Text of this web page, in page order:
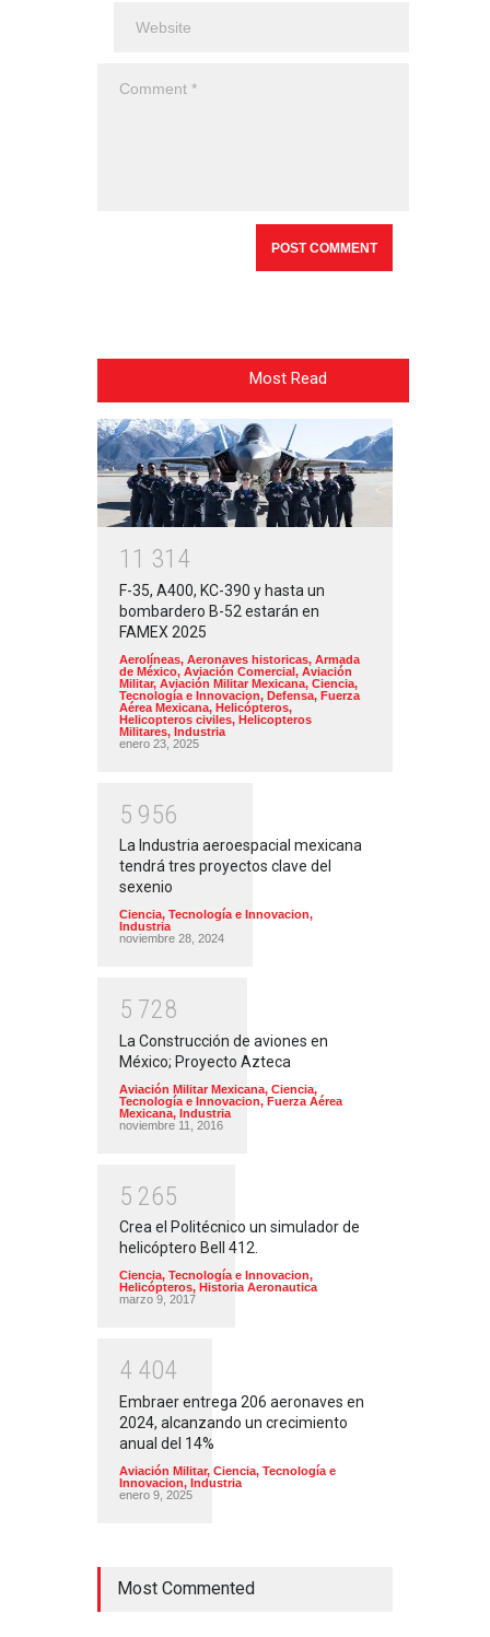
Most Read
1 1 31 4
F-35, A400, KC-390 y hasta un
bombardero B-52 estarán en
FAMEX 2025
Aerolíneas, Aeronaves historicas, Armada
de México, Aviación Comercial, Aviación
Militar, Aviación Militar Mexicana, Ciencia,
Tecnología e Innovacion, Defensa, Fuerza
Aérea Mexicana, Helicópteros,
Helicopteros civiles, Helicopteros
Militares, Industria
enero 23, 2025
5 956
La Industria aeroespacial mexicana
tendrá tres proyectos clave del
sexenio
Ciencia, Tecnología e Innovacion,
Industria
noviembre 28, 2024
5 728
La Construcción de aviones en
México; Proyecto Azteca
Aviación Militar Mexicana, Ciencia,
Tecnología e Innovacion, Fuerza Aérea
Mexicana, Industria
noviembre 11, 2016
5 265
Crea el Politécnico un simulador de
helicóptero Bell 412.
Ciencia, Tecnología e Innovacion,
Helicópteros, Historia Aeronautica
marzo 9, 2017
4 404
Embraer entrega 206 aeronaves en
2024, alcanzando un crecimiento
anual del 14%
Aviación Militar, Ciencia, Tecnología e
Innovacion, Industria
enero 9, 2025
Most Commented